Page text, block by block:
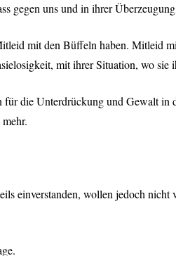
gegen uns und in ihrer
mit den Büffeln haben. Mitleid
mit ihrer Situation, wo
die Unterdrückung und Gewalt
wollen jedoch nicht